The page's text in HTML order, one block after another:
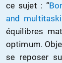
ce sujet : “
and
équilibres
optimum.
se reposer